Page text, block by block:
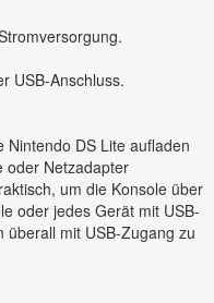
USB-Anschluss.
Nintendo DS Lite aufladen
oder Netzadapter
um die Konsole über
oder jedes Gerät mit USB-
überall mit USB-Zugang zu